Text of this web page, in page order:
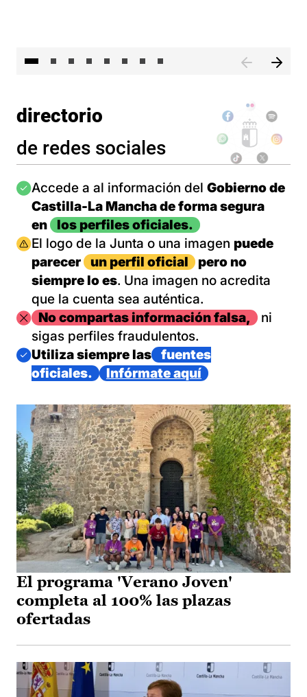
directorio
de redes sociales
Imagen
Accede a al información del Gobierno de
Castilla-La Mancha de forma segura
en
los perfiles oficiales.
Imagen
El logo de la Junta o una imagen puede
parecer
un perfil oficial
pero no
siempre lo es. Una imagen no acredita
que la cuenta sea auténtica.
ImagenNo compartas información falsa,
ni
sigas perfiles fraudulentos.
Imagen
Utiliza siempre las
fuentes
oficiales.
Infórmate aquí
El programa 'Verano Joven'
completa al 100% las plazas
ofertadas